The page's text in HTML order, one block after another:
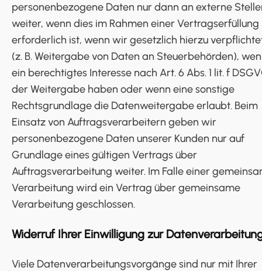
personenbezogene Daten nur dann an externe
weiter, wenn dies im Rahmen einer Vertragserfüllung
erforderlich ist, wenn wir gesetzlich hierzu
(z. B. Weitergabe von Daten an Steuerbehörden),
ein berechtigtes Interesse nach Art. 6 Abs. 1 lit. f
der Weitergabe haben oder wenn eine sonstige
Rechtsgrundlage die Datenweitergabe erlaubt. Beim
Einsatz von Auftragsverarbeitern geben wir
personenbezogene Daten unserer Kunden nur auf
Grundlage eines gültigen Vertrags über
Auftragsverarbeitung weiter. Im Falle einer
Verarbeitung wird ein Vertrag über gemeinsame
Verarbeitung geschlossen.
Widerruf Ihrer Einwilligung zur
Viele Datenverarbeitungsvorgänge sind nur mit Ihrer